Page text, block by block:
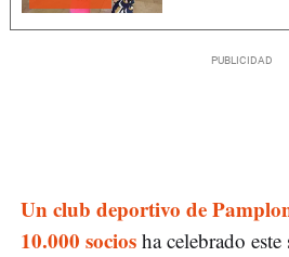
Un club deportivo de
10.000 socios ha celebrado